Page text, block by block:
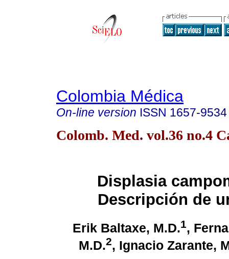
Colombia Médica
On-line version ISSN 1657-9534
Colomb. Med. vol.36 no.4
Displasia
Descripción de
Erik Baltaxe, M.D.1,
M.D.2, Ignacio Zarante,